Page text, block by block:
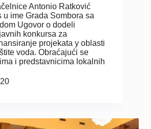
Antonio Ratković
u ime Grada Sombora sa
Ugovor o dodeli
konkursa za
projekata y oblasti
voda. Obraćajući se
i predstavnicima lokalnih